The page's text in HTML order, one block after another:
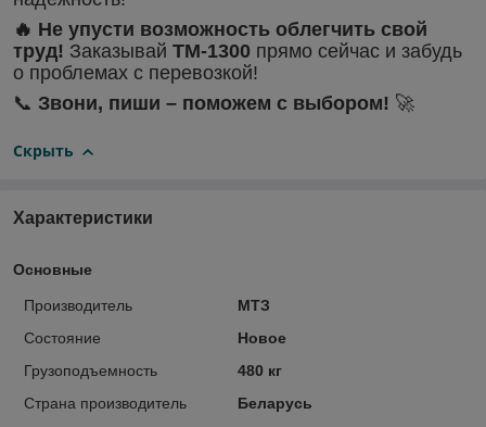
🔥 Не упусти возможность облегчить свой
труд! Заказывай ТМ-1300 прямо сейчас и забудь
о проблемах с перевозкой!
📞 Звони, пиши – поможем с выбором! 🚀
Скрыть
Характеристики
Основные
Производитель
МТЗ
Состояние
Новое
Грузоподъемность
480 кг
Страна производитель
Беларусь